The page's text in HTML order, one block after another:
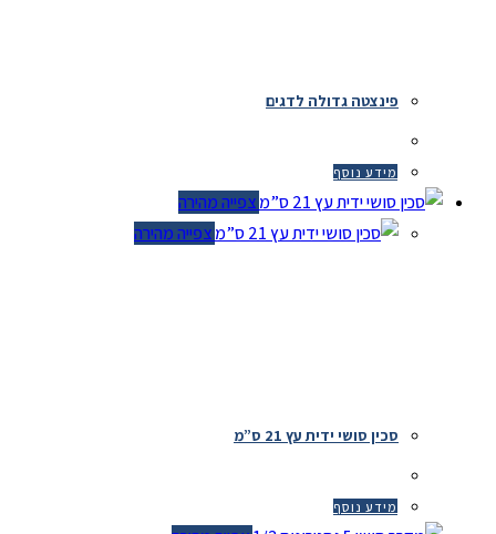
פינצטה גדולה לדגים
מידע נוסף
צפייה מהירה
צפייה מהירה
סכין סושי ידית עץ 21 ס”מ
מידע נוסף